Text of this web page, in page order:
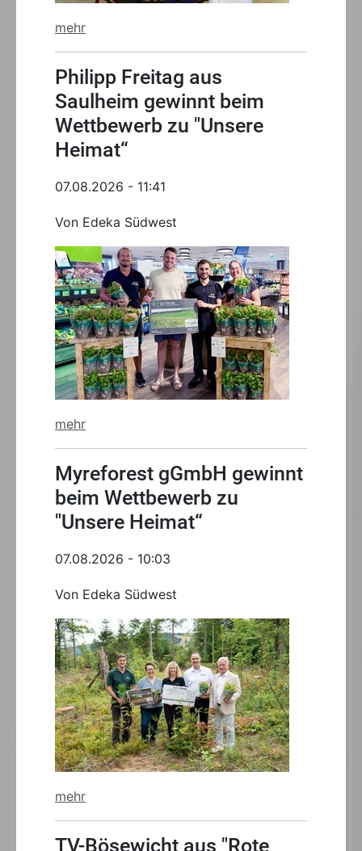
mehr
Philipp Freitag aus
Saulheim gewinnt beim
Wettbewerb zu "Unsere
Heimat“
07.08.2026 - 11:41
Von Edeka Südwest
mehr
Myreforest gGmbH gewinnt
beim Wettbewerb zu
"Unsere Heimat“
07.08.2026 - 10:03
Von Edeka Südwest
mehr
TV-Bösewicht aus "Rote